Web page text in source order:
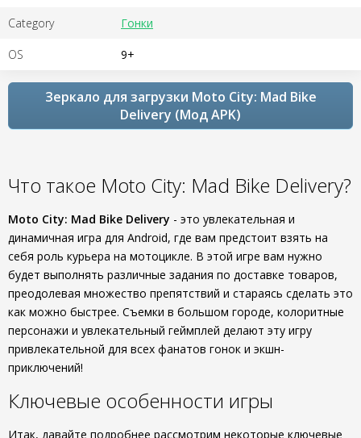
Category Гонки
OS 9+
Зеркало для загрузки Moto City: Mad Bike
Delivery (Мод APK)
Что такое Moto City: Mad Bike Delivery?
Moto City: Mad Bike Delivery - это увлекательная и
динамичная игра для Android, где вам предстоит взять на
себя роль курьера на мотоцикле. В этой игре вам нужно
будет выполнять различные задания по доставке товаров,
преодолевая множество препятствий и стараясь сделать это
как можно быстрее. Съемки в большом городе, колоритные
персонажи и увлекательный геймплей делают эту игру
привлекательной для всех фанатов гонок и экшн-
приключений!
Ключевые особенности игры
Итак, давайте подробнее рассмотрим некоторые ключевые